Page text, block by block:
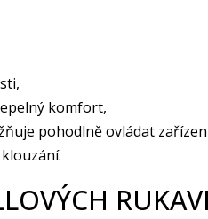
komfort,
pohodlně ovládat